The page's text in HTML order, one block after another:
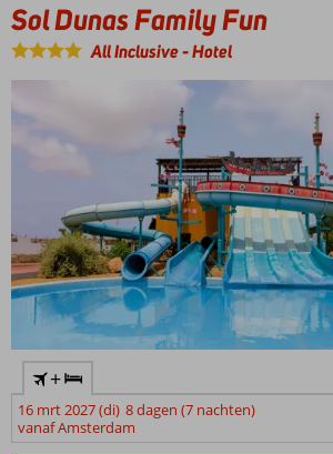
De
mildere
uitstekend
aperitief
om
uw
dag
te
sluiten
Kaapverdië.
Sol Dunas Family Fun
All Inclusive-Hotel
+
16 mrt 2027 (di) 8 dagen (7 nachten)
vanaf Amsterdam